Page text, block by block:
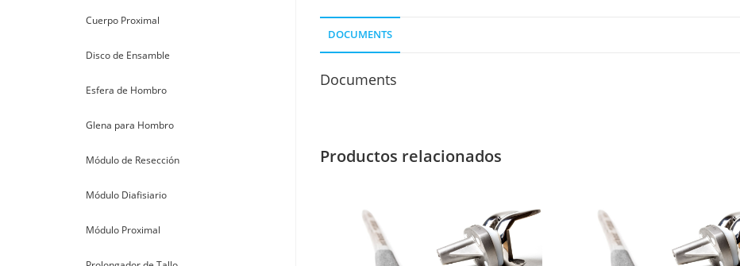
DOCUMENTS
Documents
Productos relacionados
Cuerpo Proximal
Disco de Ensamble
Esfera de Hombro
Glena para Hombro
Módulo de Resección
Módulo Diafisiario
Módulo Proximal